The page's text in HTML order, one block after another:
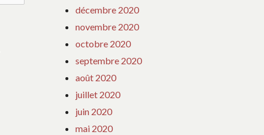
décembre 2020
novembre 2020
octobre 2020
septembre 2020
août 2020
juillet 2020
juin 2020
mai 2020